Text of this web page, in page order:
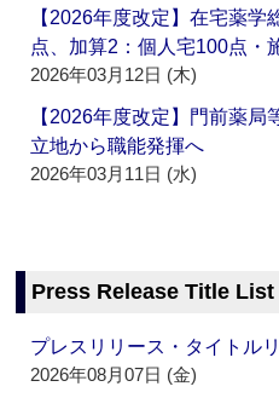
【2026年度改定】在宅薬
点、加算2：個人宅100点・
2026年03月12日 (木)
【2026年度改定】門前薬
立地から職能発揮へ
2026年03月11日 (水)
Press Release Title List
プレスリリース・タイトル
2026年08月07日 (金)